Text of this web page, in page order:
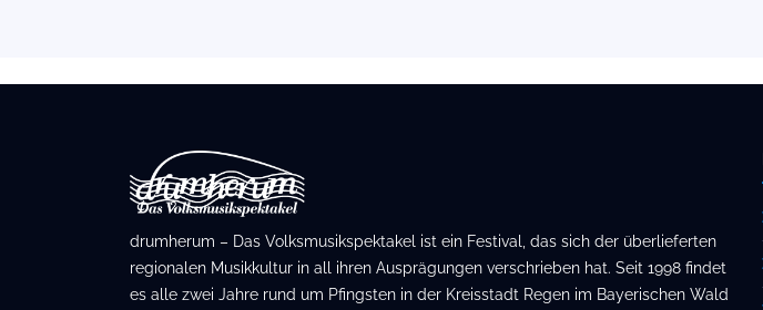
drumherum – Das Volksmusikspektakel ist ein Festival, das sich der überlieferten
regionalen Musikkultur in all ihren Ausprägungen verschrieben hat. Seit 1998 findet
es alle zwei Jahre rund um Pfingsten in der Kreisstadt Regen im Bayerischen Wald